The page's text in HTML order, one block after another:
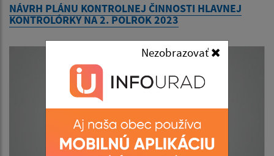
Nezobrazovať
NÁVRH PLÁNU KONTROLNEJ ČINNOSTI HLAVNEJ
KONTROLÓRKY NA 2. POLROK 2023